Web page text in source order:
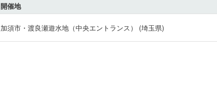
開催地
加須市・渡良瀬遊水地（中央エントランス） (埼玉県)